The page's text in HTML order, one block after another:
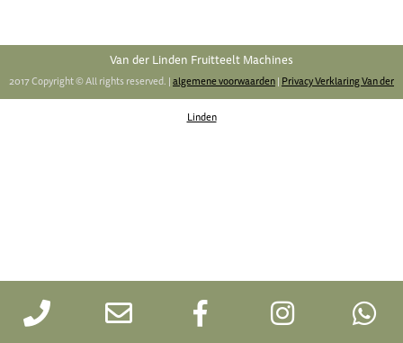
Van der Linden Fruitteelt Machines
2017 Copyright © All rights reserved. |algemene voorwaarden| Privacy Verklaring Van der
Linden